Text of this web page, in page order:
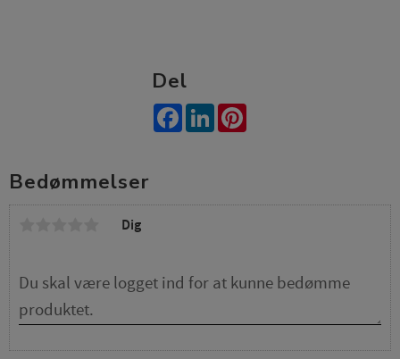
Del
Facebook
LinkedIn
Bedømmelser
Dig